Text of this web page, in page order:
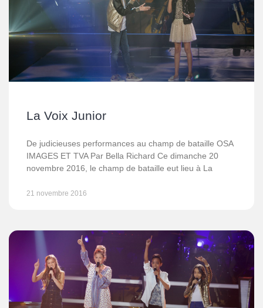
La Voix Junior
De judicieuses performances au champ de bataille OSA
IMAGES ET TVA Par Bella Richard Ce dimanche 20
novembre 2016, le champ de bataille eut lieu à La
21 novembre 2016